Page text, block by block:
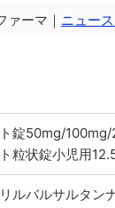
ァーマ｜ ニュー
錠50mg/
粒状錠小児用
ルバルサルタン